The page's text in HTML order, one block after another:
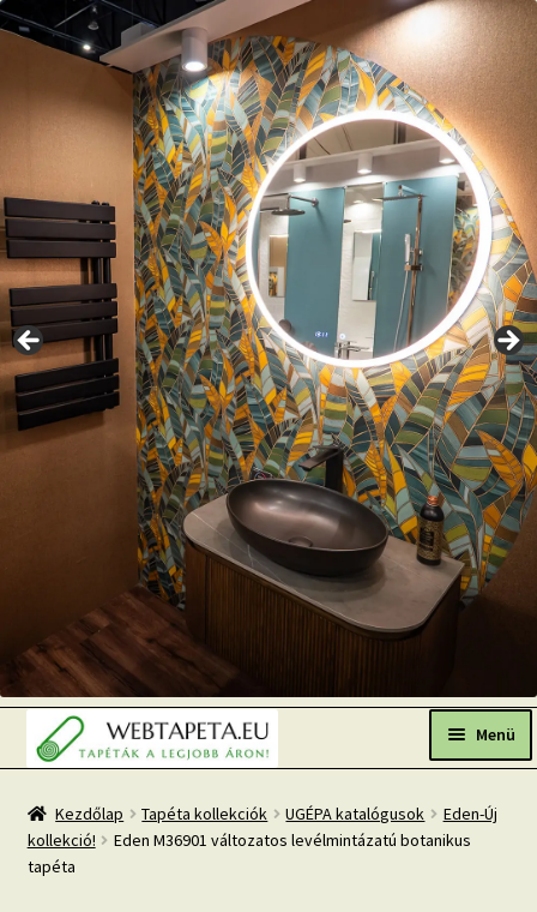
Ugrás
a
navigációhoz
Kilépés
a
tartalomba Menü
Népszerű tapéták
Kezdőlap Tapéta kollekciók UGÉPA katalógusok
Eden-Új
kollekció!
Eden M36901 változatos levélmintázatú botanikus
tapéta